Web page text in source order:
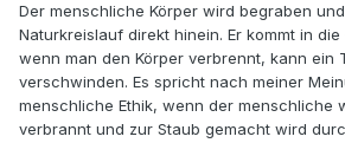
Der menschliche Körper wird begraben
Naturkreislauf direkt hinein. Er kommt in
wenn man den Körper verbrennt, kann ein
verschwinden. Es spricht nach meiner
menschliche Ethik, wenn der menschliche
verbrannt und zur Staub gemacht wird